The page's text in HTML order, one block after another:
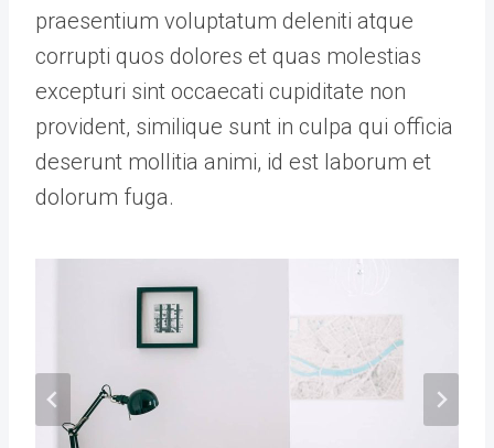
praesentium voluptatum deleniti atque
corrupti quos dolores et quas molestias
excepturi sint occaecati cupiditate non
provident, similique sunt in culpa qui officia
deserunt mollitia animi, id est laborum et
dolorum fuga.